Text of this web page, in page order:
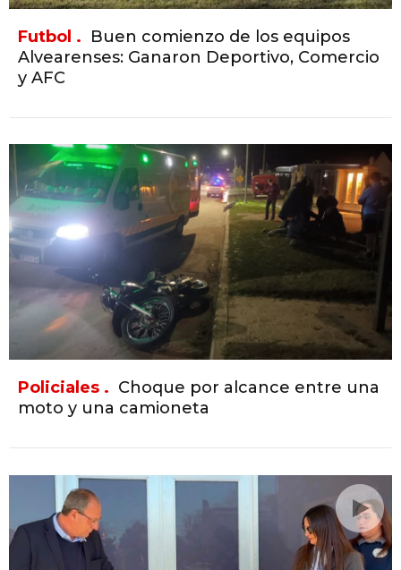
Futbol . Buen comienzo de los equipos
Alvearenses: Ganaron Deportivo, Comercio
y AFC
Policiales . Choque por alcance entre una
moto y una camioneta